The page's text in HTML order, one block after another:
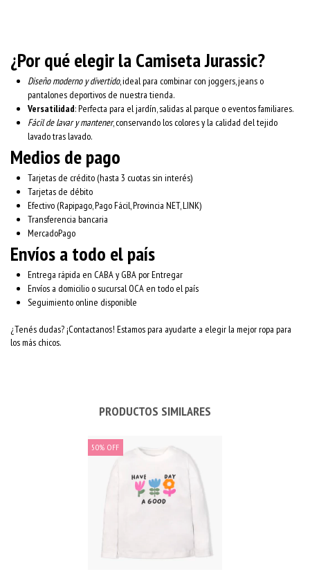
¿Por qué elegir la Camiseta Jurassic?
Diseño moderno y divertido, ideal para combinar con joggers, jeans o
pantalones deportivos de nuestra tienda.
Versatilidad: Perfecta para el jardín, salidas al parque o eventos familiares.
Fácil de lavar y mantener, conservando los colores y la calidad del tejido
lavado tras lavado.
Medios de pago
Tarjetas de crédito (hasta 3 cuotas sin interés)
Tarjetas de débito
Efectivo (Rapipago, Pago Fácil, Provincia NET, LINK)
Transferencia bancaria
MercadoPago
Envíos a todo el país
Entrega rápida en CABA y GBA por Entregar
Envíos a domicilio o sucursal OCA en todo el país
Seguimiento online disponible
¿Tenés dudas? ¡Contactanos! Estamos para ayudarte a elegir la mejor ropa para
los más chicos.
PRODUCTOS SIMILARES
50% OFF